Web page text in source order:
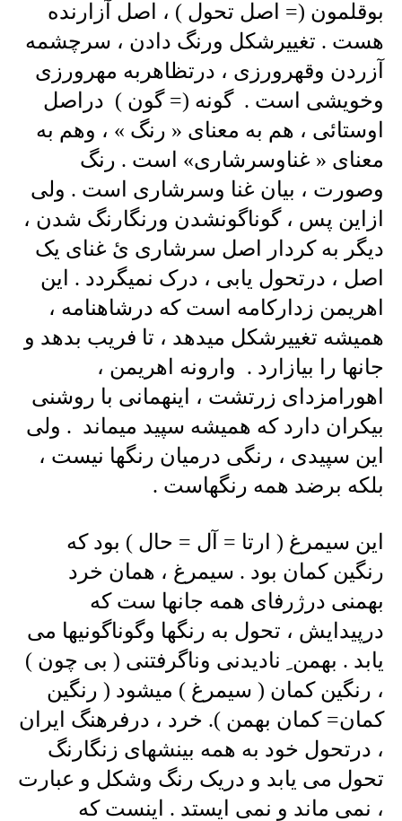
بوقلمون (= اصل تحول ) ، اصل آزارنده
هست . تغییرشکل ورنگ دادن ، سرچشمه
آزردن وقهرورزی ، درتظاهربه مهرورزی
وخویشی است . گونه (= گون ) دراصل
اوستائی ، هم به معنای « رنگ » ، وهم به
معنای « غناوسرشاری» است . رنگ
وصورت ، بیان غنا وسرشاری است . ولی
ازاین پس ، گوناگونشدن ورنگارنگ شدن ،
دیگر به کردار اصل سرشاری ئ غنای یک
اصل ، درتحول یابی ، درک نمیگردد . این
اهریمن زدارکامه است که درشاهنامه ،
همیشه تغییرشکل میدهد ، تا فریب بدهد و
جانها را بیازارد . وارونه اهریمن ،
اهورامزدای زرتشت ، اینهمانی با روشنی
بیکران دارد که همیشه سپید میماند . ولی
این سپیدی ، رنگی درمیان رنگها نیست ،
بلکه برضد همه رنگهاست .
این سیمرغ ( ارتا = آل = حال ) بود که
رنگین کمان بود . سیمرغ ، همان خرد
بهمنی درژرفای همه جانها ست که
درپیدایش ، تحول به رنگها وگوناگونیها می
یابد . بهمن ِ نادیدنی وناگرفتنی ( بی چون )
، رنگین کمان ( سیمرغ ) میشود ( رنگین
کمان= کمان بهمن ). خرد ، درفرهنگ ایران
، درتحول خود به همه بینشهای زنگارنگ
تحول می یابد و دریک رنگ وشکل و عبارت
، نمی ماند و نمی ایستد . اینست که